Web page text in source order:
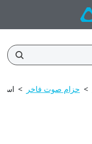
> حزام صوت فاخر >